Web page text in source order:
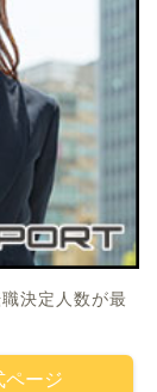
決定人数が最
ページ